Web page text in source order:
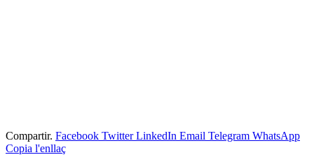
Compartir. Facebook Twitter LinkedIn Email Telegram WhatsApp
Copia l'enllaç